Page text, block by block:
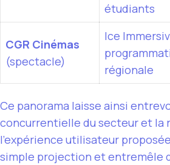
étudiants
CGR Cinémas
(spectacle)
Ice
régionale
Ce panorama laisse ainsi
concurrentielle du secteur et la
l’expérience utilisateur
simple projection et entremêle